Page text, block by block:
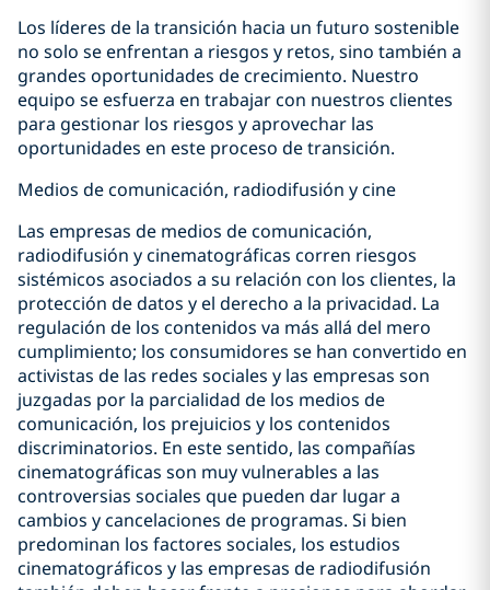
Los líderes de la transición hacia un futuro sostenible
no solo se enfrentan a riesgos y retos, sino también a
grandes oportunidades de crecimiento. Nuestro
equipo se esfuerza en trabajar con nuestros clientes
para gestionar los riesgos y aprovechar las
oportunidades en este proceso de transición.
Medios de comunicación, radiodifusión y cine
Las empresas de medios de comunicación,
radiodifusión y cinematográficas corren riesgos
sistémicos asociados a su relación con los clientes, la
protección de datos y el derecho a la privacidad. La
regulación de los contenidos va más allá del mero
cumplimiento; los consumidores se han convertido en
activistas de las redes sociales y las empresas son
juzgadas por la parcialidad de los medios de
comunicación, los prejuicios y los contenidos
discriminatorios. En este sentido, las compañías
cinematográficas son muy vulnerables a las
controversias sociales que pueden dar lugar a
cambios y cancelaciones de programas. Si bien
predominan los factores sociales, los estudios
cinematográficos y las empresas de radiodifusión